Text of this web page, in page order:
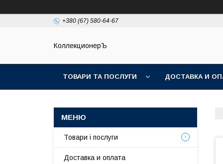
+380 (67) 580-64-67
КоллекционерЪ
ТОВАРИ ТА ПОСЛУГИ ДОСТАВКА И
Товари і послуги
Доставка и оплата